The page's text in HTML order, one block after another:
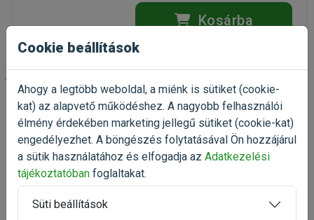
Kosárba
Trixie Natura lapostetős
kutyaház barna
116x82x79cm
felnyitható tetejű, natúr fa
kutyaház
Kiszerelés: 1 Darab
Cookie beállítások
Ahogy a legtöbb weboldal, a miénk is sütiket (cookie-
kat) az alapvető működéshez. A nagyobb felhasználói
élmény érdekében marketing jellegű sütiket (cookie-kat)
engedélyezhet. A böngészés folytatásával Ön hozzájárul
a sütik használatához és elfogadja az Adatkezelési
tájékoztatóban foglaltakat.
Süti beállítások